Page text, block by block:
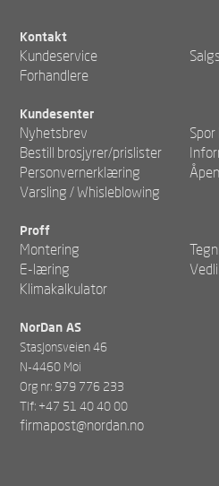
Kontakt
Kundeservice
Forhandlere
Kundesenter
Nyhetsbrev
Bestill brosjyrer/prislister
Personvernerklæring
Varsling / Whisleblowing
Proff
Montering
E-læring
Klimakalkulator
NorDan AS
Stasjonsveien 46
N-4460 Moi
Org nr: 979 776 233
Tlf: +47 51 40 40 00
firmapost@nordan.no